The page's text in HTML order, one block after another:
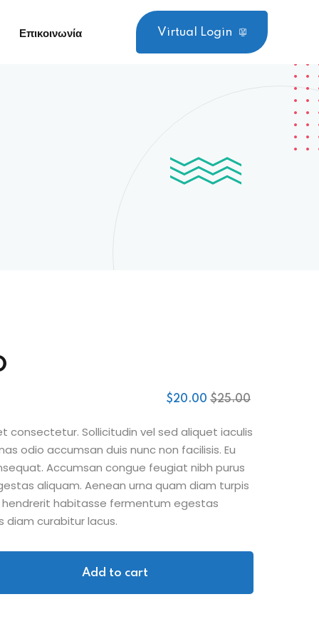
Επικοινωνία Virtual Login
$25.00
$20.00
consectetur. Sollicitudin vel sed aliquet iaculis
odio accumsan duis nunc non facilisis. Eu
Accumsan congue feugiat nibh purus
aliquam. Aenean urna quam diam turpis
hendrerit habitasse fermentum egestas
diam curabitur lacus.
Add to cart